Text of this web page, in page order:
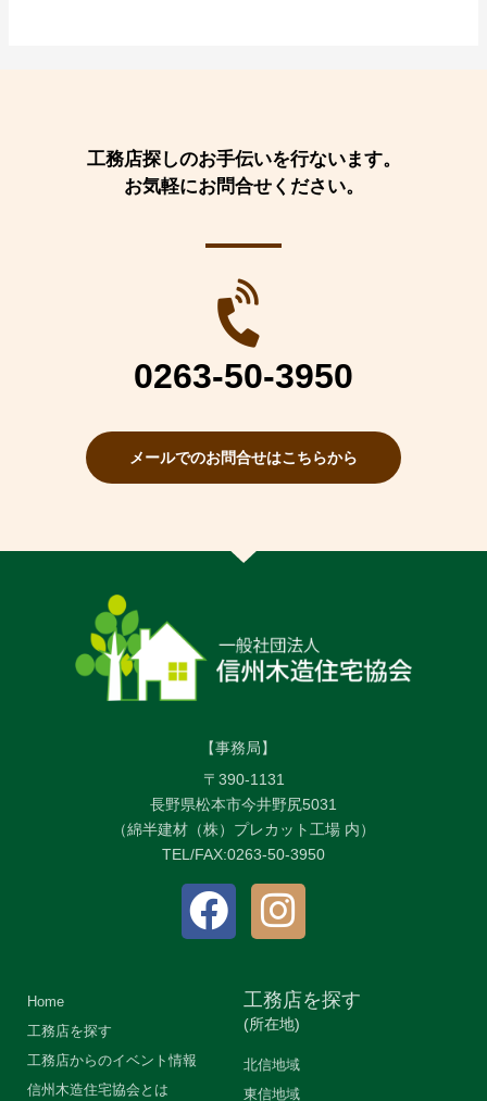
工務店探しのお手伝いを行ないます。
お気軽にお問合せください。
0263-50-3950
メールでのお問合せはこちらから
【事務局】
〒390-1131
長野県松本市今井野尻5031
（綿半建材（株）プレカット工場 内）
TEL/FAX:0263-50-3950
Home
工務店を探す
工務店からのイベント情報
信州木造住宅協会とは
工務店を探す
(所在地)
北信地域
東信地域